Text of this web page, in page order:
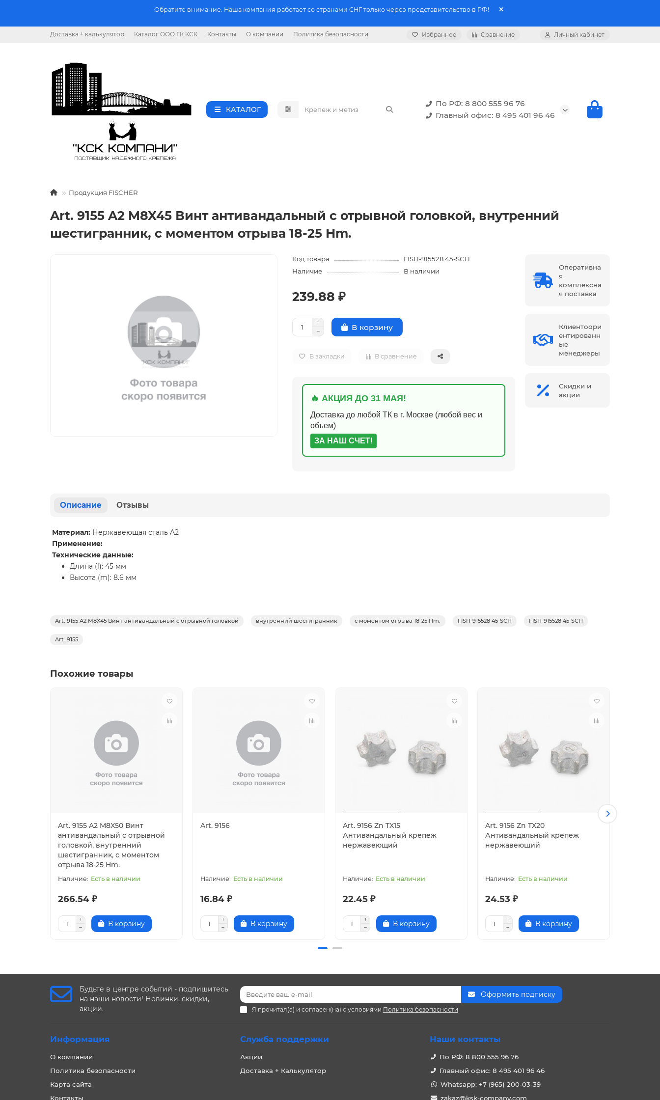
Обратите внимание. Наша компания работает со странами СНГ только через представительство в РФ!
Доставка + калькулятор Каталог ООО ГК КСК Контакты О компании Политика безопасности Избранное Сравнение Личный кабинет
КАТАЛОГ
По РФ: 8 800 555 96 76
Главный офис: 8 495 401 96 46
Продукция FISCHER
Art. 9155 A2 M8X45 Винт антивандальный с отрывной головкой, внутренний
шестигранник, с моментом отрыва 18-25 Hm.
Код товара
FISH-915528 45-SCH
Наличие
В наличии
239.88 ₽
В корзину
В закладки В сравнение
🔥 АКЦИЯ ДО 31 МАЯ!
Доставка до любой ТК в г. Москве (любой вес и
объем)
ЗА НАШ СЧЕТ!
Оперативна
я
комплексна
я поставка
Клиентоори
ентированн
ые
менеджеры
Скидки и
акции
Описание Отзывы
Материал: Нержавеющая сталь A2
Применение:
Технические данные:
Длина (l): 45 мм
Высота (m): 8.6 мм
Art. 9155 A2 M8X45 Винт антивандальный с отрывной головкой внутренний шестигранник с моментом отрыва 18-25 Hm. FISH-915528 45-SCH FISH-915528 45-SCH
Art. 9155
Похожие товары
Art. 9155 A2 M8X50 Винт
антивандальный с отрывной
головкой, внутренний
шестигранник, с моментом
отрыва 18-25 Hm.
Есть в наличии
266.54 ₽
В корзину
Art. 9156
Есть в наличии
16.84 ₽
В корзину
Art. 9156 Zn TX15
Антивандальный крепеж
нержавеющий
Есть в наличии
22.45 ₽
В корзину
Art. 9156 Zn TX20
Антивандальный крепеж
нержавеющий
Есть в наличии
24.53 ₽
В корзину
Будьте в центре событий - подпишитесь
на наши новости! Новинки, скидки,
акции.
Оформить подписку
Я прочитал(а) и согласен(на) с условиями Политика безопасности
Информация
О компании
Политика безопасности
Карта сайта
Контакты
Служба поддержки
Акции
Доставка + Калькулятор
Наши контакты
По РФ: 8 800 555 96 76
Главный офис: 8 495 401 96 46
Whatsapp: +7 (965) 200-03-39
zakaz@ksk-company.com